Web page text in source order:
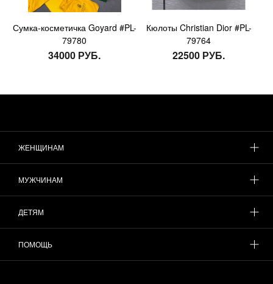
Сумка-косметичка Goyard #PL-
79780
34000 РУБ.
Кюлоты Christian Dior #PL-
79764
22500 РУБ.
ЖЕНЩИНАМ
МУЖЧИНАМ
ДЕТЯМ
ПОМОЩЬ